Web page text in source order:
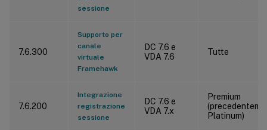
sessione
7.6.300
Supporto per
canale
virtuale
Framehawk
DC 7.6 e
VDA 7.6
Tutte
7.6.200
Integrazione
registrazione
sessione
DC 7.6 e
VDA 7.x
Premium
Platinum)